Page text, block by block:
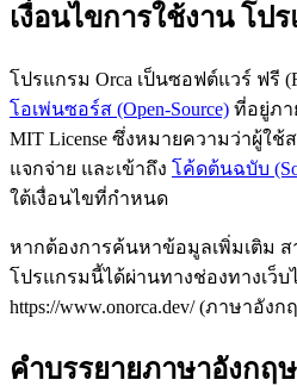
เงื่อนไขการใช้งาน โป
โปรแกรม Orca เป็นซอฟต์แวร์ ฟรี
โอเพ่นซอร์ส (Open-Source) ที่อยู่ภา
MIT License ซึ่งหมายความว่าผู้ใช้
แจกจ่าย และเข้าถึง โค้ดต้นฉบับ
ใต้เงื่อนไขที่กำหนด
หากต้องการค้นหาข้อมูลเพิ่มเติม
โปรแกรมนี้ได้ผ่านทางช่องทางเว็บไ
https://www.onorca.dev/ (ภาษาอังก
คำบรรยายภาษาอังกฤ